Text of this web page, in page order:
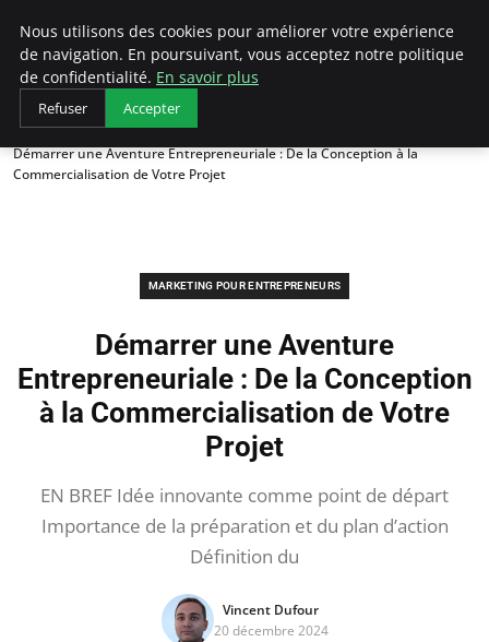
LECFCM
Accueil
Marketing pour entrepreneurs
Démarrer une Aventure Entrepreneuriale : De la Conception à la
Commercialisation de Votre Projet
MARKETING POUR ENTREPRENEURS
Démarrer une Aventure
Entrepreneuriale : De la Conception
à la Commercialisation de Votre
Projet
EN BREF Idée innovante comme point de départ
Importance de la préparation et du plan d’action
Définition du
Vincent Dufour
20 décembre 2024
Nous utilisons des cookies pour améliorer votre expérience
de navigation. En poursuivant, vous acceptez notre politique
de confidentialité. En savoir plus
Refuser Accepter